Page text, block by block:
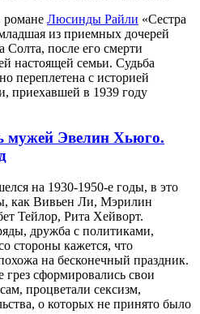
романе Люсинды Райли «Сестра
из приемных дочерей
Солта, после его смерти
настоящей семьи. Судьба
переплетена с историей
приехавшей в 1939 году
мужей Эвелин Хьюго.
на 1930-1950-е годы, в это
как Вивьен Ли, Мэрилин
Тейлор, Рита Хейворт.
дружба с политиками,
стороны кажется, что
на бесконечный праздник.
сформировались свои
процветали сексизм,
о которых не принято было